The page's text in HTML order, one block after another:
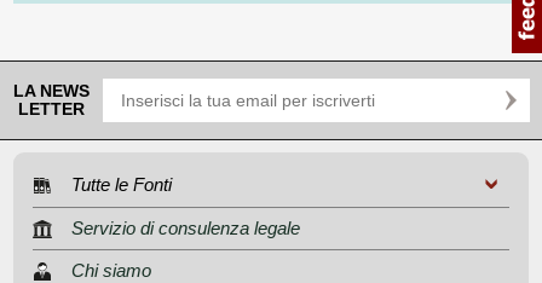
LA NEWS
LETTER
Tutte le Fonti
Servizio di consulenza legale
Chi siamo